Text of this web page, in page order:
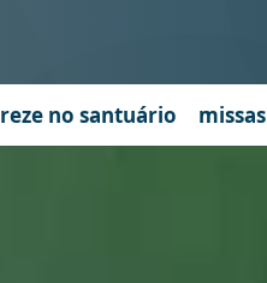
reze no santuário missas